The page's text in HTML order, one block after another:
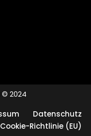
© 2024
Datenschutz
Cookie-Richtlinie (EU)